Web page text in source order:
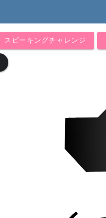
スピーキングチャレンジ